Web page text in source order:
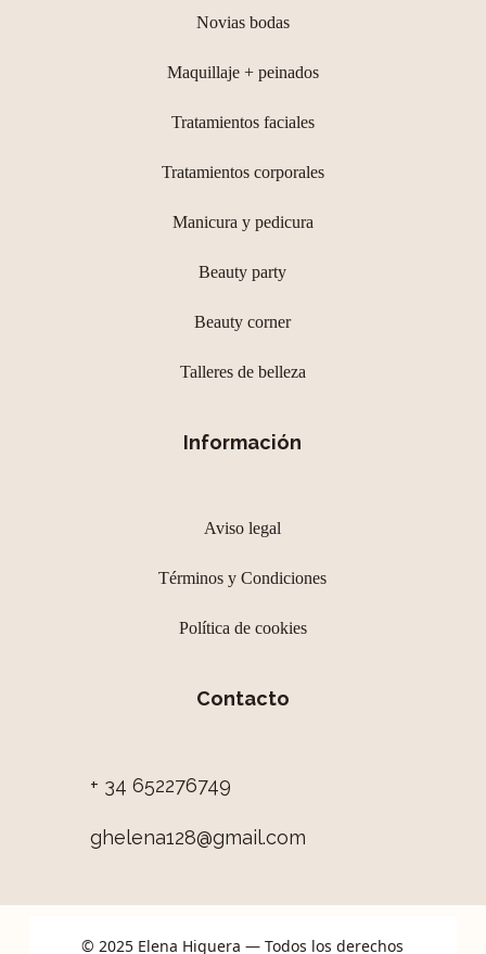
Novias bodas
Maquillaje + peinados
Tratamientos faciales
Tratamientos corporales
Manicura y pedicura
Beauty party
Beauty corner
Talleres de belleza
Información
Aviso legal
Términos y Condiciones
Política de cookies
Contacto
+ 34 652276749
ghelena128@gmail.com
© 2025 Elena Higuera — Todos los derechos